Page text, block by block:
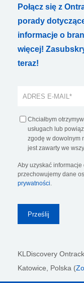
Połącz się z
porady
informacje o
więcej!
teraz!
Chciałbym
usługach lub
zgodę w dowolnym
jest zawarty we
Aby uzyskać informacje
przechowujemy dane
prywatności.
KLDiscovery
Katowice, Polska (